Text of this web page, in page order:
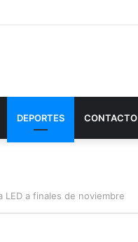
DEPORTES CONTACTO
a finales de noviembre